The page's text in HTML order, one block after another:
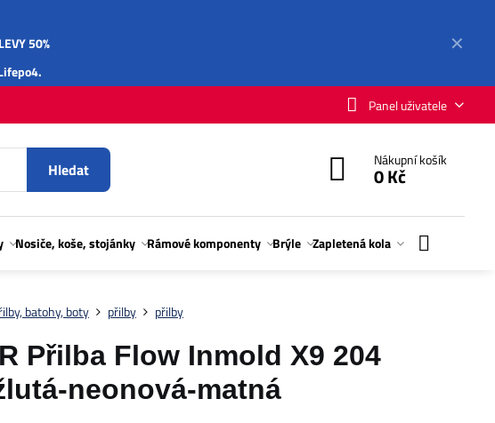
✕
50%
.
Panel uživatele
Hledat Nákupní košík
0 Kč
Nosiče, koše, stojánky Rámové komponenty Brýle Zapletená kola
batohy, boty přilby přilby
Přilba Flow Inmold X9 204
neonová-matná